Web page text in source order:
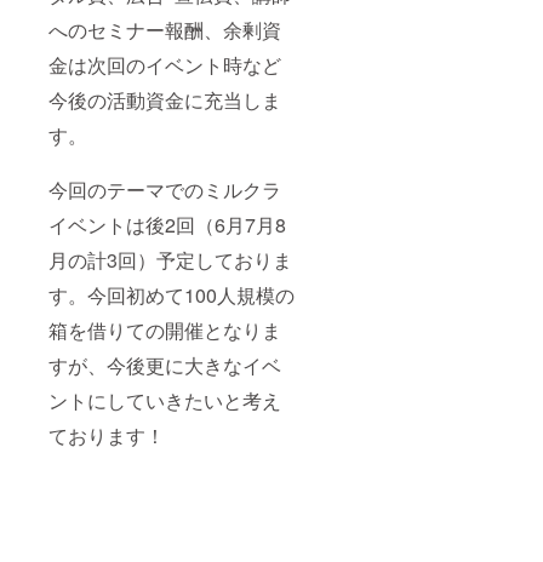
へのセミナー報酬、余剰資
金は次回のイベント時など
今後の活動資金に充当しま
す。
今回のテーマでのミルクラ
イベントは後2回（6月7月8
月の計3回）予定しておりま
す。今回初めて100人規模の
箱を借りての開催となりま
すが、今後更に大きなイベ
ントにしていきたいと考え
ております！